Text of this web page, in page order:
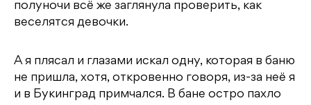
полуночи всё же заглянула проверить, как
веселятся девочки.
А я плясал и глазами искал одну, которая в баню
не пришла, хотя, откровенно говоря, из-за неё я
и в Букинград примчался. В бане остро пахло